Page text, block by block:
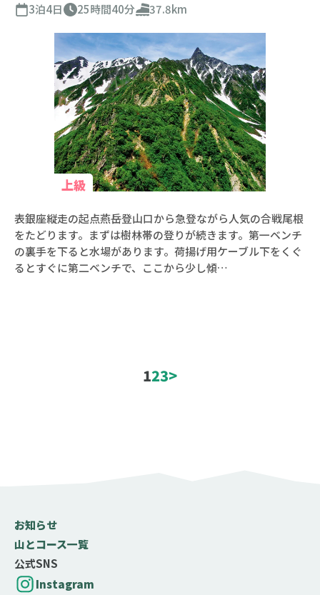
登山コース検索
絞り込み条件
エリア
上級者
テクニック度
3泊4日
25時間40分 37.8km
上級
表銀座縦走の起点燕岳登山口から急登ながら人気の合戦尾根
をたどります。まずは樹林帯の登りが続きます。第一ベンチ
の裏手を下ると水場があります。荷揚げ用ケーブル下をくぐ
るとすぐに第二ベンチで、ここから少し傾…
123>
お知らせ
山とコース一覧
公式SNS
Instagram